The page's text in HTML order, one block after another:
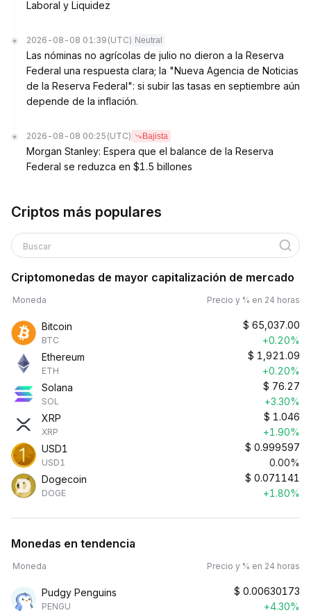
Laboral y Liquidez
2026-08-08 01:39 (UTC) Neutral
Las nóminas no agrícolas de julio no dieron a la Reserva
Federal una respuesta clara; la "Nueva Agencia de Noticias
de la Reserva Federal": si subir las tasas en septiembre aún
depende de la inflación.
2026-08-08 00:25 (UTC) Bajista
Morgan Stanley: Espera que el balance de la Reserva
Federal se reduzca en $1.5 billones
Criptos más populares
Buscar
Criptomonedas de mayor capitalización de mercado
Moneda Precio y % en 24 horas
Bitcoin
BTC
$ 65,037.00
+0.20%
Ethereum
ETH
$ 1,921.09
+0.20%
Solana
SOL
$ 76.27
+3.30%
XRP
XRP
$ 1.046
+1.90%
USD1
USD1
$ 0.999597
0.00%
Dogecoin
DOGE
$ 0.071141
+1.80%
Monedas en tendencia
Moneda Precio y % en 24 horas
Pudgy Penguins
PENGU
$ 0.00630173
+4.30%